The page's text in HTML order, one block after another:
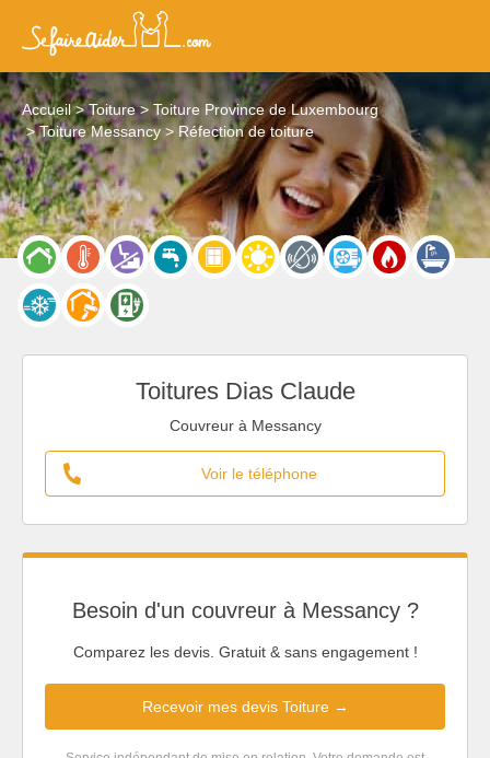
Accueil Toiture
Toiture Province de Luxembourg
Toiture Messancy
Réfection de toiture
Toitures Dias Claude
Couvreur à Messancy
Voir le téléphone
Besoin d'un couvreur à Messancy ?
Comparez les devis. Gratuit & sans engagement !
Recevoir mes devis Toiture →